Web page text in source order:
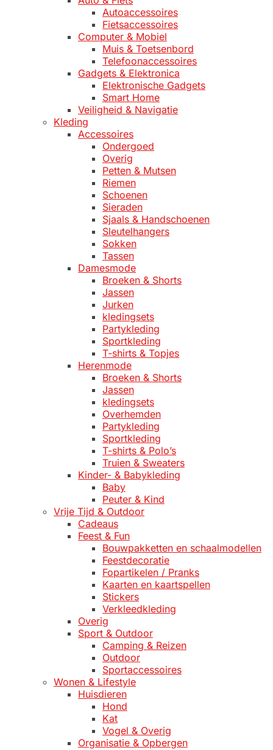
Autoaccessoires
Fietsaccessoires
Computer & Mobiel
Muis & Toetsenbord
Telefoonaccessoires
Gadgets & Elektronica
Elektronische Gadgets
Smart Home
Veiligheid & Navigatie
Kleding
Accessoires
Ondergoed
Overig
Petten & Mutsen
Riemen
Schoenen
Sieraden
Sjaals & Handschoenen
Sleutelhangers
Sokken
Tassen
Damesmode
Broeken & Shorts
Jassen
Jurken
kledingsets
Partykleding
Sportkleding
T-shirts & Topjes
Herenmode
Broeken & Shorts
Jassen
kledingsets
Overhemden
Partykleding
Sportkleding
T-shirts & Polo’s
Truien & Sweaters
Kinder- & Babykleding
Baby
Peuter & Kind
Vrije Tijd & Outdoor
Cadeaus
Feest & Fun
Bouwpakketten en schaalmodellen
Feestdecoratie
Fopartikelen / Pranks
Kaarten en kaartspellen
Stickers
Verkleedkleding
Overig
Sport & Outdoor
Camping & Reizen
Outdoor
Sportaccessoires
Wonen & Lifestyle
Huisdieren
Hond
Kat
Vogel & Overig
Organisatie & Opbergen